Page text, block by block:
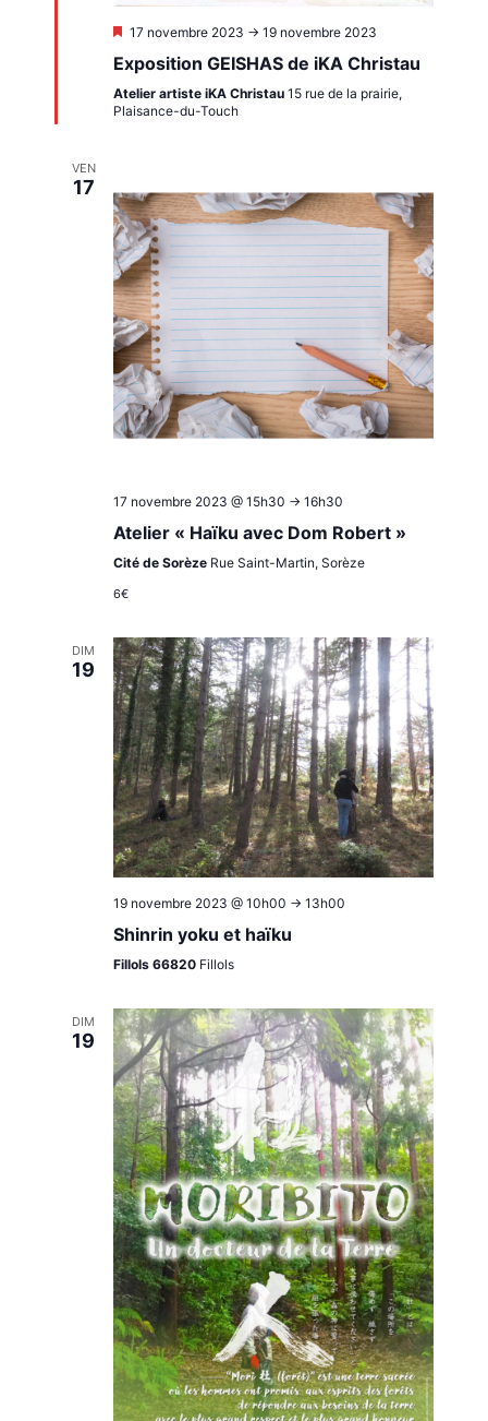
Mis
avant
17 novembre 2023 -> 19 novembre 2023
Exposition GEISHAS de iKA Christau
Atelier artiste iKA Christau 15 rue de la prairie,
Plaisance-du-Touch
VEN
17
17 novembre 2023 @ 15h30 -> 16h30
Atelier « Haïku avec Dom Robert »
Cité de Sorèze Rue Saint-Martin, Sorèze
6€
DIM
19
19 novembre 2023 @ 10h00 -> 13h00
Shinrin yoku et haïku
Fillols 66820 Fillols
DIM
19